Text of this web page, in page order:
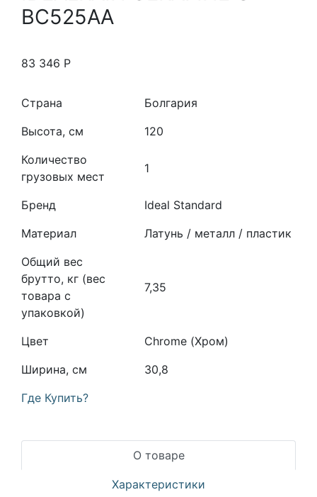
BC525AA
83 346 Р
Страна
Болгария
Высота, см
120
Количество
грузовых мест
1
Бренд
Ideal Standard
Материал
Латунь / металл / пластик
Общий вес
брутто, кг (вес
товара с
упаковкой)
7,35
Цвет
Chrome (Хром)
Ширина, см
30,8
Где Купить?
О товаре
Характеристики